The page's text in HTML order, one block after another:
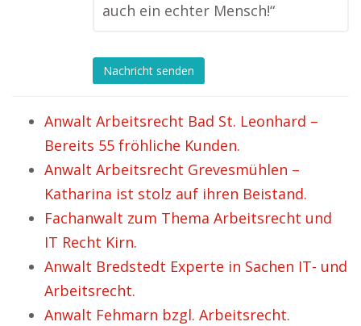
auch ein echter Mensch!“
Nachricht senden
Anwalt Arbeitsrecht Bad St. Leonhard –
Bereits 55 fröhliche Kunden.
Anwalt Arbeitsrecht Grevesmühlen –
Katharina ist stolz auf ihren Beistand.
Fachanwalt zum Thema Arbeitsrecht und
IT Recht Kirn.
Anwalt Bredstedt Experte in Sachen IT- und
Arbeitsrecht.
Anwalt Fehmarn bzgl. Arbeitsrecht.